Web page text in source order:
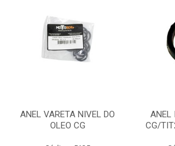
ANEL VARETA NIVEL DO
OLEO CG
ANEL
CG/